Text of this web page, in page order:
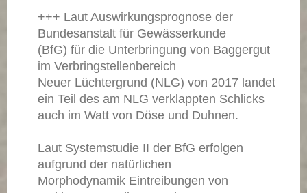
+++ Laut Auswirkungsprognose der
Bundesanstalt für Gewässerkunde
(BfG) für die Unterbringung von Baggergut
im Verbringstellenbereich
Neuer Lüchtergrund (NLG) von 2017 landet
ein Teil des am NLG verklappten Schlicks
auch im Watt von Döse und Duhnen.
Laut Systemstudie II der BfG erfolgen
aufgrund der natürlichen
Morphodynamik Eintreibungen von